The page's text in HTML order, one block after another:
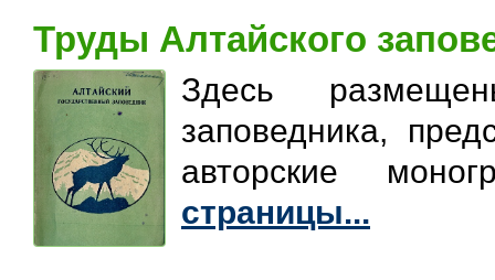
Труды Алтайского
Здесь
заповедника,
авторские
страницы...